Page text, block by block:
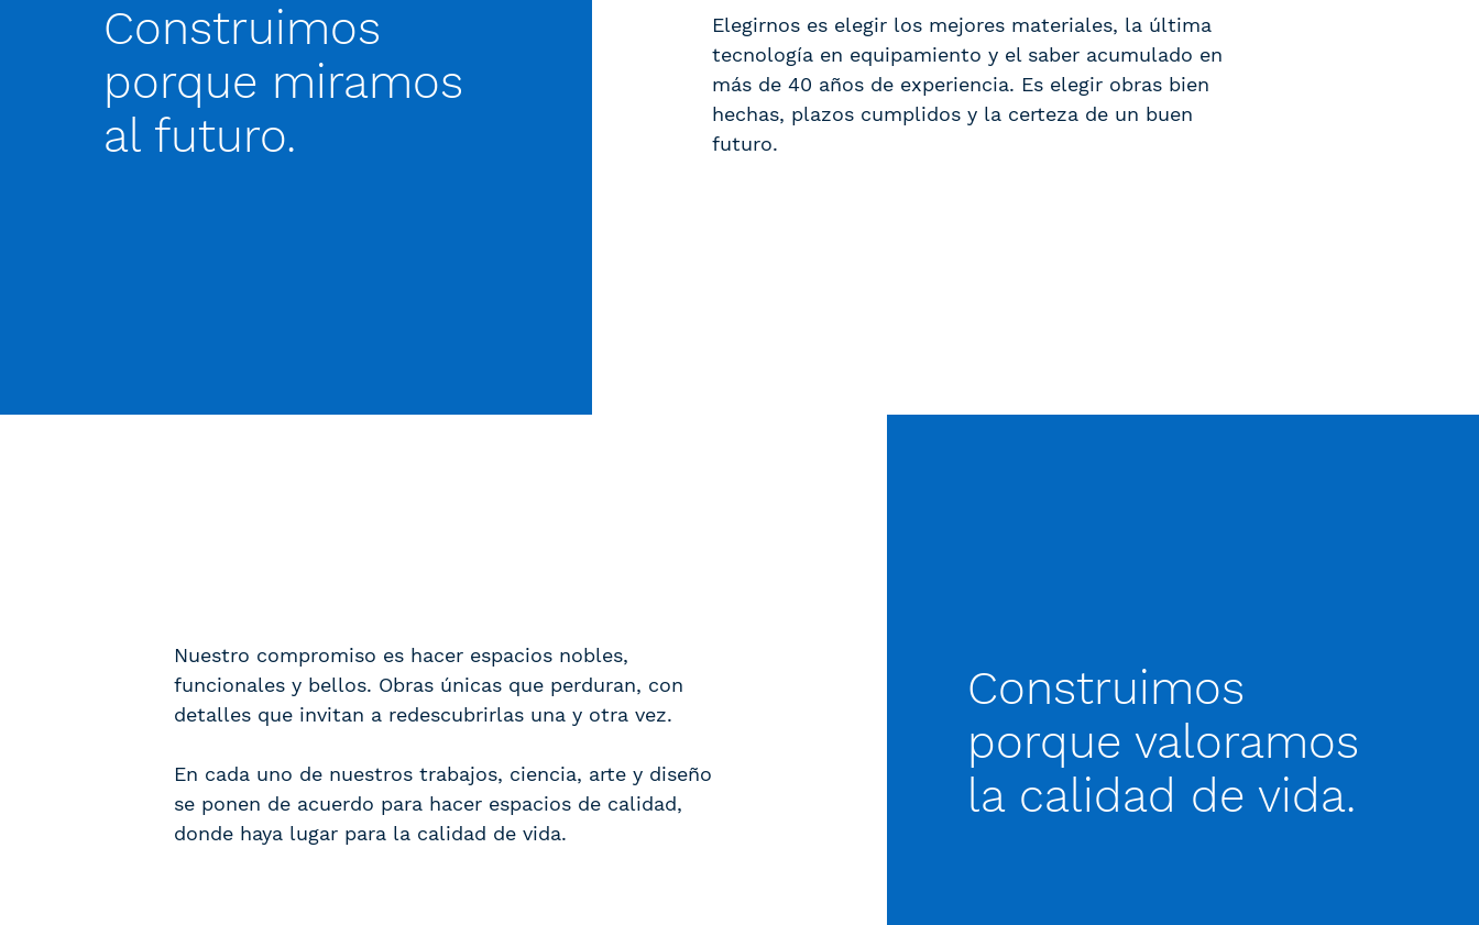
Construimos
porque miramos
al futuro.
Elegirnos es elegir los mejores materiales, la última
tecnología en equipamiento y el saber acumulado en
más de 40 años de experiencia. Es elegir obras bien
hechas, plazos cumplidos y la certeza de un buen
futuro.
Nuestro compromiso es hacer espacios nobles,
funcionales y bellos. Obras únicas que perduran, con
detalles que invitan a redescubrirlas una y otra vez.
En cada uno de nuestros trabajos, ciencia, arte y diseño
se ponen de acuerdo para hacer espacios de calidad,
donde haya lugar para la calidad de vida.
Construimos
porque valoramos
la calidad de vida.